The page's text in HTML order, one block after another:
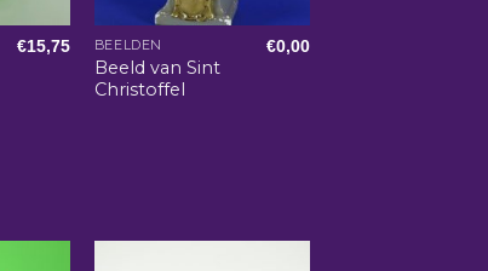
€15,75 BEELDEN
Beeld van Sint
Christoffel
€0,00